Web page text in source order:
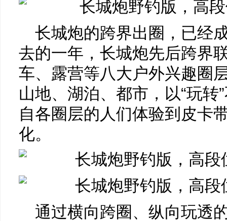
长城炮的跨界出圈，已经
去的一年，长城炮先后跨界
车、露营等八大户外兴趣圈
山地、湖泊、都市，以“玩转
自各圈层的人们体验到皮卡
化。
通过横向跨圈、纵向玩透